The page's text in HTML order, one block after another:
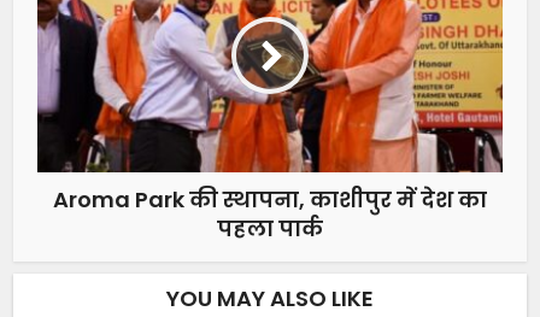
Aroma Park की स्थापना, काशीपुर में देश का
पहला पार्क
YOU MAY ALSO LIKE